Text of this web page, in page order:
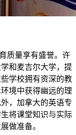
质量享有盛誉。许
和麦吉尔大学，提
学校拥有资深的教
境中获得幽远的理
，加拿大的英语专
将课堂知识与实际
做准备。